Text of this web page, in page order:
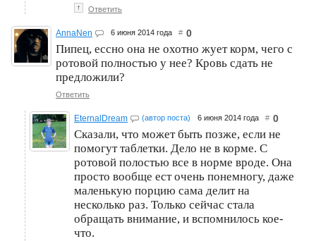
↑ Ответить
AnnaNen 6 июня 2014 года # 0
Пипец, ессно она не охотно жует корм, чего с
ротовой полностью у нее? Кровь сдать не
предложили?
Ответить
EternalDream (автор поста) 6 июня 2014 года # 0
Сказали, что может быть позже, если не
помогут таблетки. Дело не в корме. С
ротовой полостью все в норме вроде. Она
просто вообще ест очень понемногу, даже
маленькую порцию сама делит на
несколько раз. Только сейчас стала
обращать внимание, и вспомнилось кое-
что.